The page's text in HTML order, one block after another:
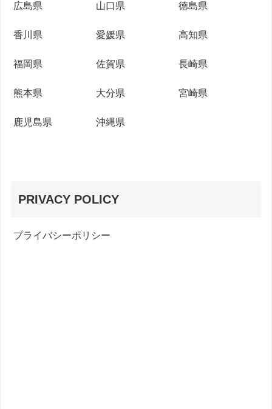
広島県 山口県 徳島県
香川県 愛媛県 高知県
福岡県 佐賀県 長崎県
熊本県 大分県 宮崎県
鹿児島県 沖縄県
PRIVACY POLICY
プライバシーポリシー